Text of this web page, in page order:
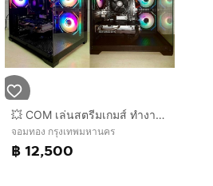
💥 COM เล่นสตรีมเกมส์ ทำงาน กราฟิก 3D ตัดต่อ 💥
จอมทอง กรุงเทพมหานคร
฿ 12,500